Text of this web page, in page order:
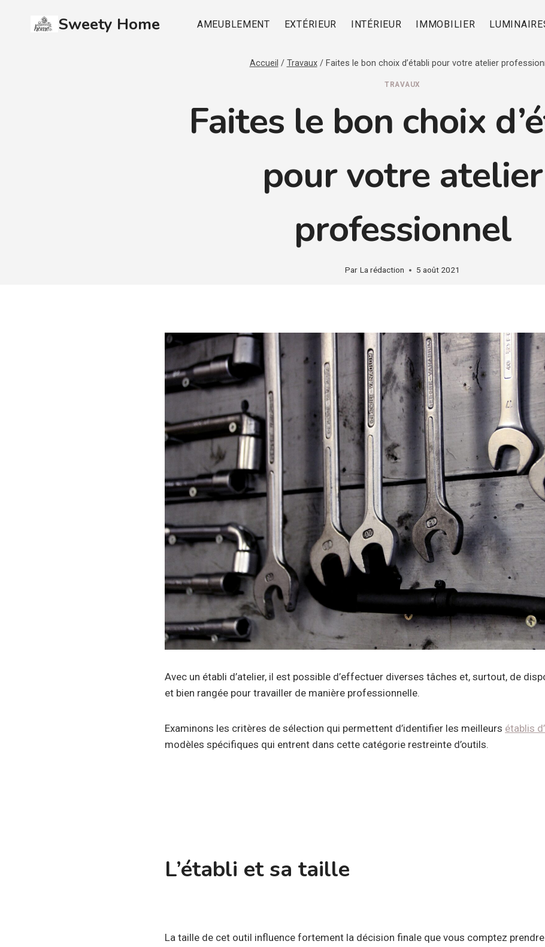
Sweety Home AMEUBLEMENT EXTÉRIEUR INTÉRIEUR IMMOBILIER
Accueil / Travaux / Faites le bon choix d’établi pour votre atelier
TRAVAUX
Faites le bon choix
pour votre atelier
professionnel
Par La rédaction 5 août 2021
Avec un établi d’atelier, il est possible d’effectuer diverses tâches et, surtout, de
et bien rangée pour travailler de manière professionnelle.
Examinons les critères de sélection qui permettent d’identifier les meilleurs établis
modèles spécifiques qui entrent dans cette catégorie restreinte d’outils.
L’établi et sa taille
La taille de cet outil influence fortement la décision finale que vous comptez